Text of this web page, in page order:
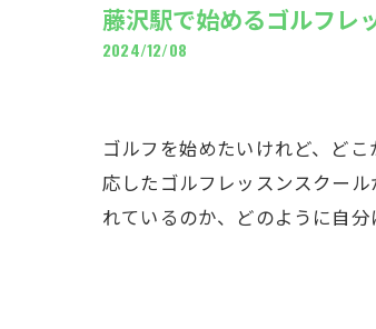
藤沢駅で始めるゴルフレ
2024/12/08
ゴルフを始めたいけれど、ど
応したゴルフレッスンスクー
れているのか、どのように自